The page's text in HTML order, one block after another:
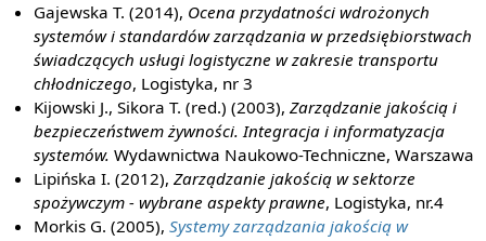
Gajewska T. (2014), Ocena przydatności wdrożonych
systemów i standardów zarządzania w przedsiębiorstwach
świadczących usługi logistyczne w zakresie transportu
chłodniczego, Logistyka, nr 3
Kijowski J., Sikora T. (red.) (2003),Zarządzanie jakością i
bezpieczeństwem żywności. Integracja i informatyzacja
systemów. Wydawnictwa Naukowo-Techniczne, Warszawa
Lipińska I. (2012),Zarządzanie jakością w sektorze
spożywczym - wybrane aspekty prawne, Logistyka, nr.4
Morkis G. (2005),Systemy zarządzania jakością w